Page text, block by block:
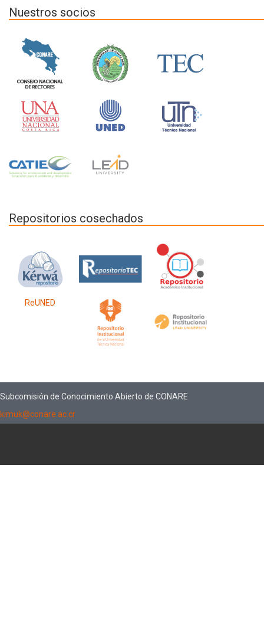
Nuestros socios
Repositorios cosechados
ReUNED
Subcomisión de Conocimiento Abierto de CONARE
kimuk@conare.ac.cr